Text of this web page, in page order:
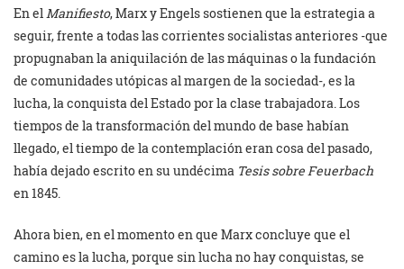
En el Manifiesto, Marx y Engels sostienen que la estrategia a
seguir, frente a todas las corrientes socialistas anteriores -que
propugnaban la aniquilación de las máquinas o la fundación
de comunidades utópicas al margen de la sociedad-, es la
lucha, la conquista del Estado por la clase trabajadora. Los
tiempos de la transformación del mundo de base habían
llegado, el tiempo de la contemplación eran cosa del pasado,
había dejado escrito en su undécima Tesis sobre Feuerbach
en 1845.
Ahora bien, en el momento en que Marx concluye que el
camino es la lucha, porque sin lucha no hay conquistas, se